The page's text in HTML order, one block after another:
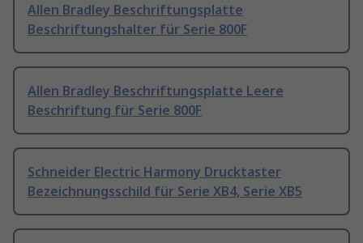
Allen Bradley Beschriftungsplatte
Beschriftungshalter für Serie 800F
Allen Bradley Beschriftungsplatte Leere
Beschriftung für Serie 800F
Schneider Electric Harmony Drucktaster
Bezeichnungsschild für Serie XB4, Serie XB5